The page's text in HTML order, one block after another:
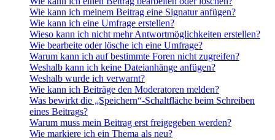
Wie kann ich meinem Beitrag eine Signatur anfügen?
Wie kann ich eine Umfrage erstellen?
Wieso kann ich nicht mehr Antwortmöglichkeiten erstellen?
Wie bearbeite oder lösche ich eine Umfrage?
Warum kann ich auf bestimmte Foren nicht zugreifen?
Weshalb kann ich keine Dateianhänge anfügen?
Weshalb wurde ich verwarnt?
Wie kann ich Beiträge den Moderatoren melden?
Was bewirkt die „Speichern“-Schaltfläche beim Schreiben
eines Beitrags?
Warum muss mein Beitrag erst freigegeben werden?
Wie markiere ich ein Thema als neu?